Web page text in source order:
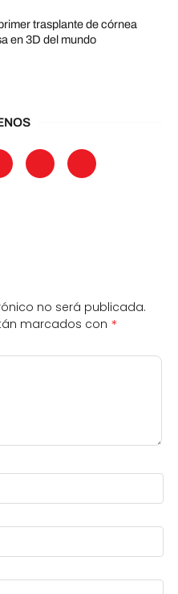
trasplante de córnea
en 3D del mundo
no será publicada.
marcados con *